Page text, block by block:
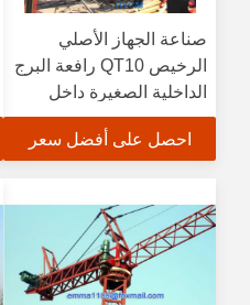
صناعة الجهاز الأصلي
الرخيص QT10 رافعة البرج
الداخلية الصغيرة داخل
المباني 9 متر حمولة 700
كجماحصل على أفضل سعر